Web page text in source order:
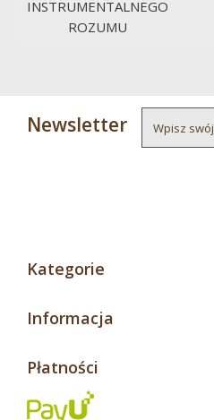
INSTRUMENTALNEGO
ROZUMU
Newsletter
Kategorie
Informacja
Płatności